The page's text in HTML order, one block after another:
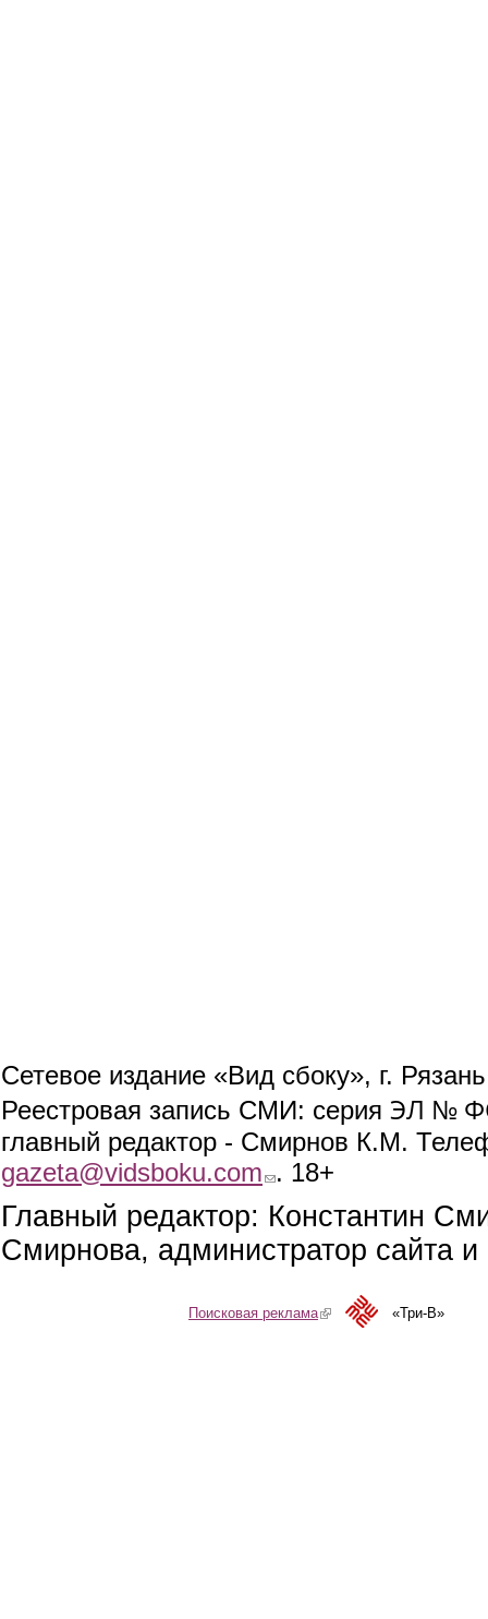
Сетевое издание «Вид сбоку», г.
Реестровая запись СМИ: серия ЭЛ №
главный редактор - Смирнов К.М.
gazeta@vidsboku.com (link sends e-mail)
. 18+
Главный редактор: Константин
Смирнова, администратор сайта
Поисковая реклама(link is external)«Три-В»